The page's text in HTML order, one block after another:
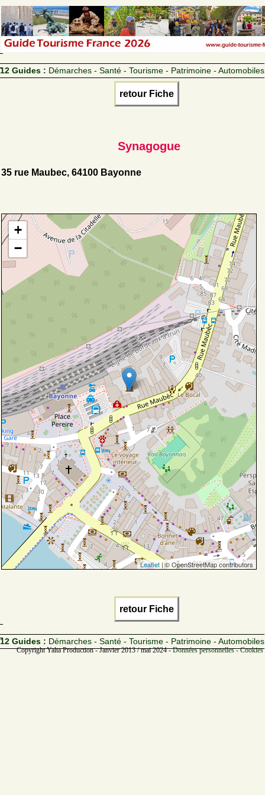
12 Guides : Démarches - Santé - Tourisme - Patrimoine - Automobiles
retour Fiche
Synagogue
35 rue Maubec, 64100 Bayonne
+
−
Leaflet | © OpenStreetMap contributors
retour Fiche
12 Guides : Démarches - Santé - Tourisme - Patrimoine - Automobiles
Copyright Yalta Production - Janvier 2013 / mai 2024 -Données personnelles -